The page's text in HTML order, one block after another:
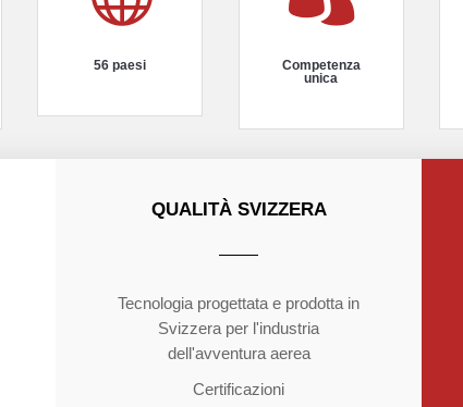
56 paesi
Competenza
unica
QUALITÀ SVIZZERA
Tecnologia progettata e prodotta in
Svizzera per l'industria
dell'avventura aerea
Certificazioni